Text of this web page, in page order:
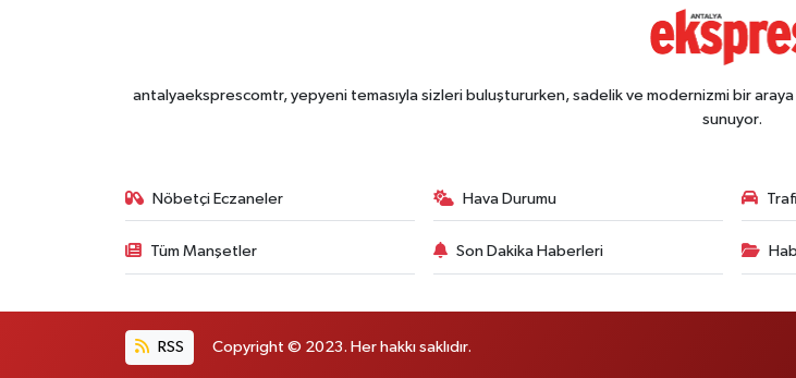
antalyaeksprescomtr, yepyeni temasıyla sizleri buluştururken, sadelik ve modernizmi bir
sunuyor.
Nöbetçi Eczaneler Hava Durumu
Tüm Manşetler Son Dakika Haberleri
RSS Copyright © 2023. Her hakkı saklıdır.